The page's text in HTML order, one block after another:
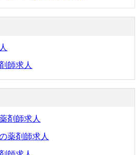
師求人
剤師求人
薬剤師求人